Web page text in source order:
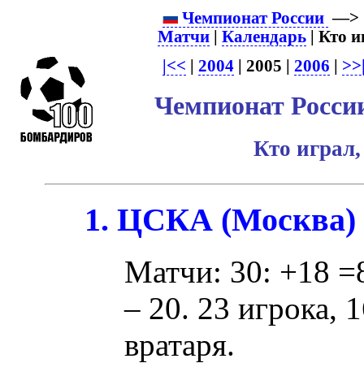
Чемпионат России
Матчи| Календарь| Кто
|<< |2004 | 2005 |2006
Чемпионат
Кто
1. ЦСКА (Москва)
Матчи: 30: +18
– 20. 23 игрока,
вратаря.